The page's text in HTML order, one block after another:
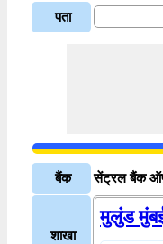
पता
बैंक सेंट्रल बैंक
शाखा
मुलुंड